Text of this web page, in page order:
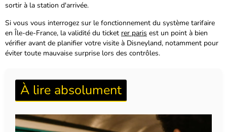
sortir à la station d'arrivée.
Si vous vous interrogez sur le fonctionnement du système tarifaire
en Île-de-France, la validité du ticket rer paris est un point à bien
vérifier avant de planifier votre visite à Disneyland, notamment pour
éviter toute mauvaise surprise lors des contrôles.
À lire absolument